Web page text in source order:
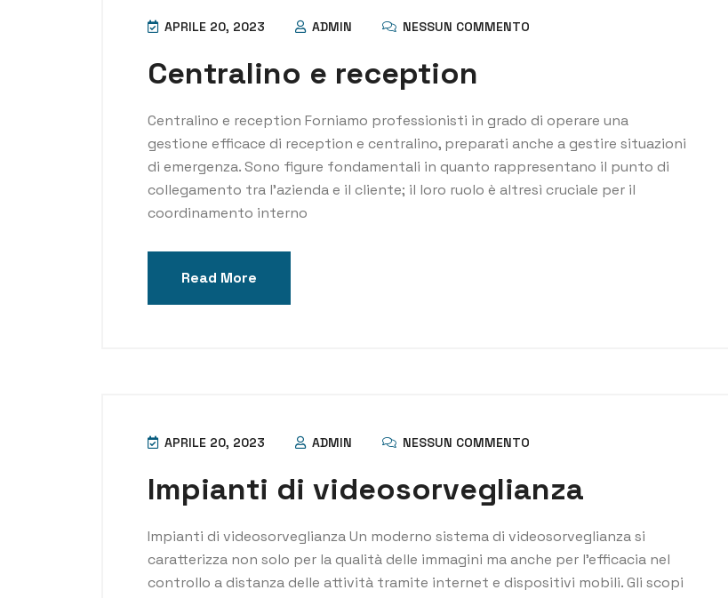
APRILE 20, 2023 ADMIN NESSUN COMMENTO
Centralino e reception
Centralino e reception Forniamo professionisti in grado di operare una
gestione efficace di reception e centralino, preparati anche a gestire situazioni
di emergenza. Sono figure fondamentali in quanto rappresentano il punto di
collegamento tra l’azienda e il cliente; il loro ruolo è altresì cruciale per il
coordinamento interno
Read More
APRILE 20, 2023 ADMIN NESSUN COMMENTO
Impianti di videosorveglianza
Impianti di videosorveglianza Un moderno sistema di videosorveglianza si
caratterizza non solo per la qualità delle immagini ma anche per l’efficacia nel
controllo a distanza delle attività tramite internet e dispositivi mobili. Gli scopi